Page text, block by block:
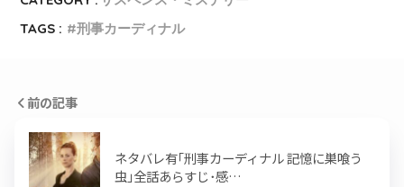
TAGS :
刑事カーディナル
前の記事
ネタバレ有｢刑事カーディナル 記憶に巣喰う
虫｣全話あらすじ･感…